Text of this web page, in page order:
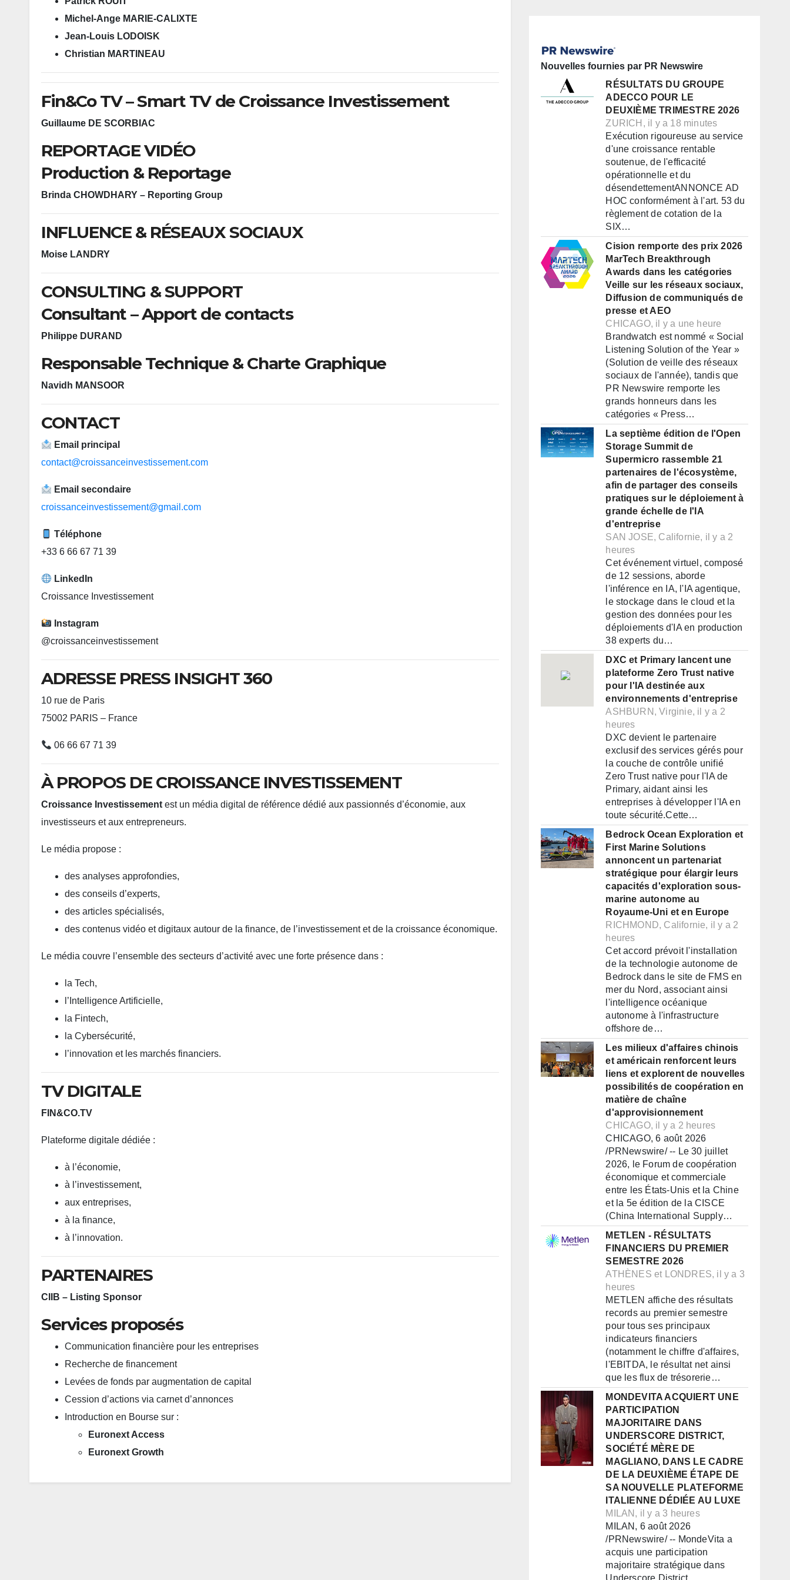
Michel-Ange MARIE-CALIXTE
Jean-Louis LODOISK
Christian MARTINEAU
Fin&Co TV – Smart TV de Croissance Investissement
Guillaume DE SCORBIAC
REPORTAGE VIDÉO
Production & Reportage
Brinda CHOWDHARY – Reporting Group
INFLUENCE & RÉSEAUX SOCIAUX
Moise LANDRY
CONSULTING & SUPPORT
Consultant – Apport de contacts
Philippe DURAND
Responsable Technique & Charte Graphique
Navidh MANSOOR
CONTACT
Email principal
contact@croissanceinvestissement.com
Email secondaire
croissanceinvestissement@gmail.com
Téléphone
+33 6 66 67 71 39
LinkedIn
Croissance Investissement
Instagram
@croissanceinvestissement
ADRESSE PRESS INSIGHT 360
10 rue de Paris
75002 PARIS – France
06 66 67 71 39
À PROPOS DE CROISSANCE INVESTISSEMENT
Croissance Investissement est un média digital de référence dédié aux passionnés d’économie, aux
investisseurs et aux entrepreneurs.
Le média propose :
des analyses approfondies,
des conseils d’experts,
des articles spécialisés,
des contenus vidéo et digitaux autour de la finance, de l’investissement et de la croissance économique.
Le média couvre l’ensemble des secteurs d’activité avec une forte présence dans :
la Tech,
l’Intelligence Artificielle,
la Fintech,
la Cybersécurité,
l’innovation et les marchés financiers.
TV DIGITALE
FIN&CO.TV
Plateforme digitale dédiée :
à l’économie,
à l’investissement,
aux entreprises,
à la finance,
à l’innovation.
PARTENAIRES
CIIB – Listing Sponsor
Services proposés
Communication financière pour les entreprises
Recherche de financement
Levées de fonds par augmentation de capital
Cession d’actions via carnet d’annonces
Introduction en Bourse sur :
Euronext Access
Euronext Growth
Nouvelles fournies par PR Newswire
RÉSULTATS DU GROUPE
ADECCO POUR LE
DEUXIÈME TRIMESTRE 2026
ZURICH, il y a 18 minutes
Exécution rigoureuse au service
d'une croissance rentable
soutenue, de l'efficacité
opérationnelle et du
désendettementANNONCE AD
HOC conformément à l'art. 53 du
règlement de cotation de la
SIX…
Cision remporte des prix 2026
MarTech Breakthrough
Awards dans les catégories
Veille sur les réseaux sociaux,
Diffusion de communiqués de
presse et AEO
CHICAGO, il y a une heure
Brandwatch est nommé « Social
Listening Solution of the Year »
(Solution de veille des réseaux
sociaux de l'année), tandis que
PR Newswire remporte les
grands honneurs dans les
catégories « Press…
La septième édition de l'Open
Storage Summit de
Supermicro rassemble 21
partenaires de l'écosystème,
afin de partager des conseils
pratiques sur le déploiement à
grande échelle de l'IA
d'entreprise
SAN JOSE, Californie, il y a 2
heures
Cet événement virtuel, composé
de 12 sessions, aborde
l'inférence en IA, l'IA agentique,
le stockage dans le cloud et la
gestion des données pour les
déploiements d'IA en production
38 experts du…
DXC et Primary lancent une
plateforme Zero Trust native
pour l'IA destinée aux
environnements d'entreprise
ASHBURN, Virginie, il y a 2
heures
DXC devient le partenaire
exclusif des services gérés pour
la couche de contrôle unifié
Zero Trust native pour l'IA de
Primary, aidant ainsi les
entreprises à développer l'IA en
toute sécurité.Cette…
Bedrock Ocean Exploration et
First Marine Solutions
annoncent un partenariat
stratégique pour élargir leurs
capacités d'exploration sous-
marine autonome au
Royaume-Uni et en Europe
RICHMOND, Californie, il y a 2
heures
Cet accord prévoit l'installation
de la technologie autonome de
Bedrock dans le site de FMS en
mer du Nord, associant ainsi
l'intelligence océanique
autonome à l'infrastructure
offshore de…
Les milieux d'affaires chinois
et américain renforcent leurs
liens et explorent de nouvelles
possibilités de coopération en
matière de chaîne
d'approvisionnement
CHICAGO, il y a 2 heures
CHICAGO, 6 août 2026
/PRNewswire/ -- Le 30 juillet
2026, le Forum de coopération
économique et commerciale
entre les États-Unis et la Chine
et la 5e édition de la CISCE
(China International Supply…
METLEN - RÉSULTATS
FINANCIERS DU PREMIER
SEMESTRE 2026
ATHÈNES et LONDRES, il y a 3
heures
METLEN affiche des résultats
records au premier semestre
pour tous ses principaux
indicateurs financiers
(notamment le chiffre d'affaires,
l'EBITDA, le résultat net ainsi
que les flux de trésorerie…
MONDEVITA ACQUIERT UNE
PARTICIPATION
MAJORITAIRE DANS
UNDERSCORE DISTRICT,
SOCIÉTÉ MÈRE DE
MAGLIANO, DANS LE CADRE
DE LA DEUXIÈME ÉTAPE DE
SA NOUVELLE PLATEFORME
ITALIENNE DÉDIÉE AU LUXE
MILAN, il y a 3 heures
MILAN, 6 août 2026
/PRNewswire/ -- MondeVita a
acquis une participation
majoritaire stratégique dans
Underscore District,